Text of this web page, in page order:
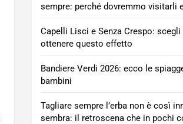
sempre: perché dovremmo visitarli
Capelli Lisci e Senza Crespo:
ottenere questo effetto
Bandiere Verdi 2026: ecco le
bambini
Tagliare sempre l’erba non è così
sembra: il retroscena che in pochi